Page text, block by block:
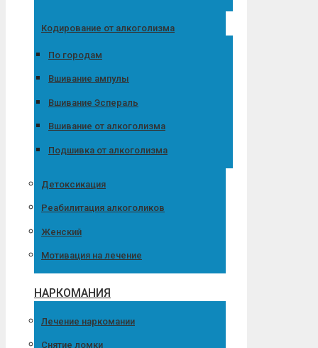
Кодирование от алкоголизма
По городам
Вшивание ампулы
Вшивание Эспераль
Вшивание от алкоголизма
Подшивка от алкоголизма
Детоксикация
Реабилитация алкоголиков
Женский
Мотивация на лечение
НАРКОМАНИЯ
Лечение наркомании
Снятие ломки